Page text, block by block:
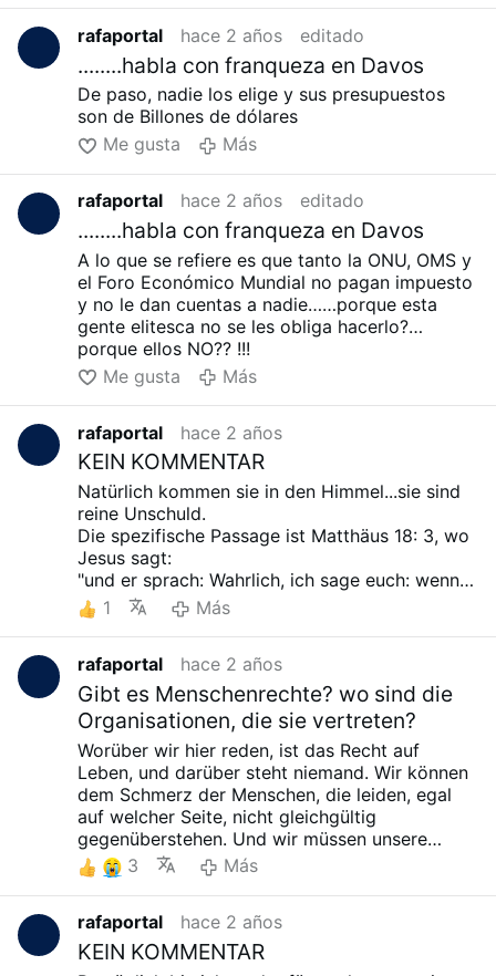
rafaportal hace 2 años editado
........habla con franqueza en Davos
De paso, nadie los elige y sus presupuestos
son de Billones de dólares
Me gusta
Más
rafaportal hace 2 años editado
........habla con franqueza en Davos
A lo que se refiere es que tanto la ONU, OMS y
el Foro Económico Mundial no pagan impuesto
y no le dan cuentas a nadie……porque esta
gente elitesca no se les obliga hacerlo?…
porque ellos NO?? !!!
Me gusta
Más
rafaportal hace 2 años
KEIN KOMMENTAR
Natürlich kommen sie in den Himmel...sie sind
reine Unschuld.
Die spezifische Passage ist Matthäus 18: 3, wo
Jesus sagt:
"und er sprach: Wahrlich, ich sage euch: wenn
ihr nicht umkehrt und wie die Kinder werdet,
werdet ihr nicht in das Himmelreich eingehen."
1 Más
rafaportal hace 2 años
Gibt es Menschenrechte? wo sind die
Organisationen, die sie vertreten?
Worüber wir hier reden, ist das Recht auf
Leben, und darüber steht niemand. Wir können
dem Schmerz der Menschen, die leiden, egal
auf welcher Seite, nicht gleichgültig
gegenüberstehen. Und wir müssen unsere
Stimme zu so viel Ungerechtigkeit erheben, da
den Institutionen die Hände gebunden sind und
Abwesenheit auffallen“.
3 Más
rafaportal hace 2 años
KEIN KOMMENTAR